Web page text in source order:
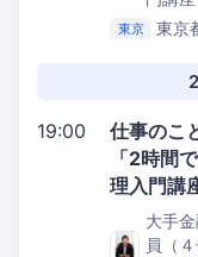
東京
東京
19:00
仕事のこ
「2時間
理入門講
大手
員（